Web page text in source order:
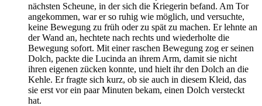
nächsten Scheune, in der sich die Kriegerin befand. Am Tor
angekommen, war er so ruhig wie möglich, und versuchte,
keine Bewegung zu früh oder zu spät zu machen. Er lehnte an
der Wand an, hechtete nach rechts und wiederholte die
Bewegung sofort. Mit einer raschen Bewegung zog er seinen
Dolch, packte die Lucinda an ihrem Arm, damit sie nicht
ihren eigenen zücken konnte, und hielt ihr den Dolch an die
Kehle. Er fragte sich kurz, ob sie auch in diesem Kleid, das
sie erst vor ein paar Minuten bekam, einen Dolch versteckt
hat.